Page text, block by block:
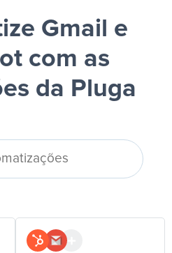
Gmail e
com as
da Pluga